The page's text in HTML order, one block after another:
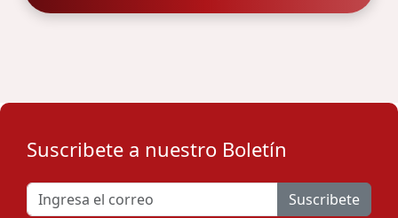
Suscribete a nuestro Boletín
Suscribete